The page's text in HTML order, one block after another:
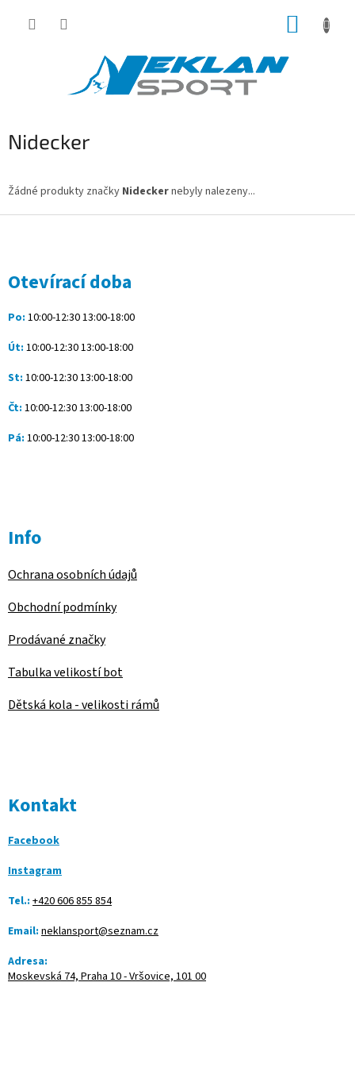
Nidecker
Žádné produkty značky Nideckernebyly nalezeny...
Otevírací doba
Po: 10:00-12:30 13:00-18:00
Út: 10:00-12:30 13:00-18:00
St: 10:00-12:30 13:00-18:00
Čt: 10:00-12:30 13:00-18:00
Pá: 10:00-12:30 13:00-18:00
Info
Ochrana osobních údajů
Obchodní podmínky
Prodávané značky
Tabulka velikostí bot
Dětská kola - velikosti rámů
Kontakt
Facebook
Instagram
Tel.: +420 606 855 854
Email: neklansport@seznam.cz
Adresa:
Moskevská 74, Praha 10 - Vršovice, 101 00